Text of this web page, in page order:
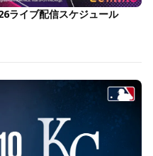
ライブ配信スケジュール